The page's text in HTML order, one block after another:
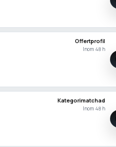
Offertprofil
Inom 48 h
Kategorimatchad
Inom 48 h